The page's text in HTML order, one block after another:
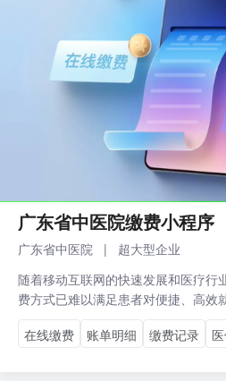
‌广东省中医院缴费小程序
广东省中医院 |
超大型企业
随着移动互联网的快速发展和医疗行
费方式已难以满足患者对便捷、高效
在线缴费
账单明细 缴费记录